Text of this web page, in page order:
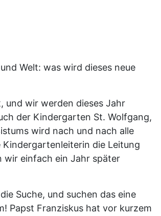
Welt: was wird dieses neue
und wir werden dieses Jahr
der Kindergarten St. Wolfgang,
wird nach und nach alle
die Leitung
wir einfach ein Jahr später
Suche, und suchen das eine
Papst Franziskus hat vor kurzem